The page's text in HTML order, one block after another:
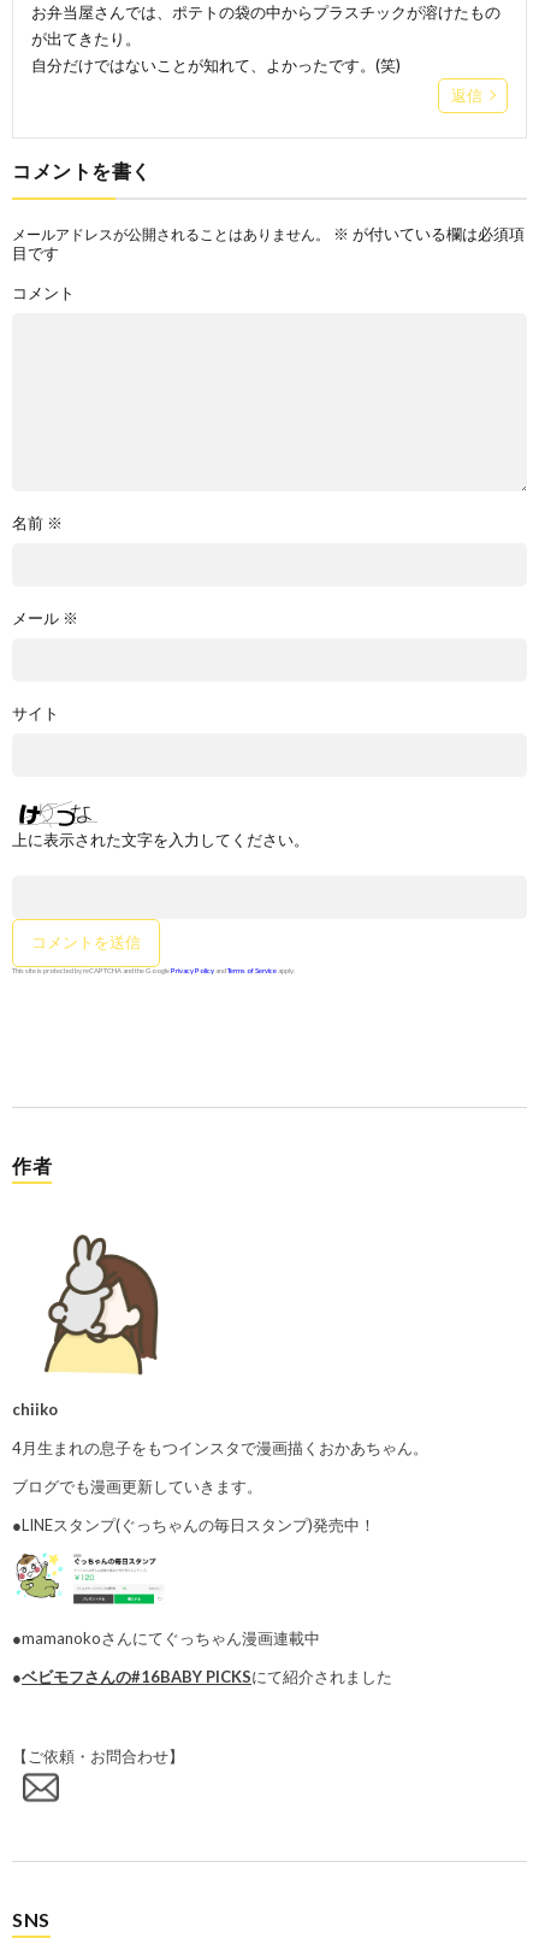
お弁当屋さんでは、ポテトの袋の中からプラスチックが溶けたもの
が出てきたり。
自分だけではないことが知れて、よかったです。(笑)
返信
コメントを書く
メールアドレスが公開されることはありません。 ※ が付いている欄は必須項
目です
コメント
名前 ※
メール ※
サイト
上に表示された文字を入力してください。
This site is protected by reCAPTCHA and the GooglePrivacy Policy andTerms of Service apply.
作者
chiiko
4月生まれの息子をもつインスタで漫画描くおかあちゃん。
ブログでも漫画更新していきます。
●LINEスタンプ(ぐっちゃんの毎日スタンプ)発売中！
●mamanokoさんにてぐっちゃん漫画連載中
●ベビモフさんの#16BABY PICKSにて紹介されました
【ご依頼・お問合わせ】
SNS